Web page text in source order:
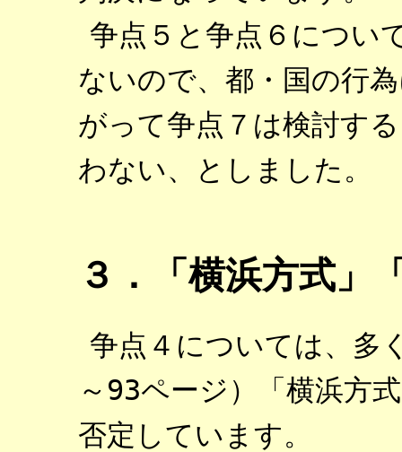
争点５と争点６につい
ないので、都・国の行
がって争点７は検討す
わない、としました。
３．「横浜方式」
争点４については、多
～93ページ）「横浜方
否定しています。